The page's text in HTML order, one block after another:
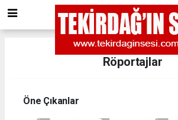
Röportajlar
Öne Çıkanlar